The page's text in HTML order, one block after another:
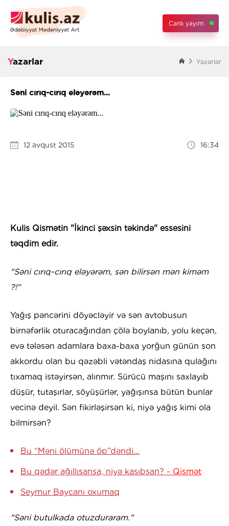
Canlı yayım
Yazarlar Yazarlar
Səni cırıq-cırıq eləyərəm...
12 avqust 2015 16:34
Kulis Qismətin "İkinci şəxsin təkində" essesini
təqdim edir.
"Səni cırıq-cırıq eləyərəm, sən bilirsən mən kiməm
?!"
Yağış pəncərini döyəcləyir və sən avtobusun
birnəfərlik oturacağından çölə boylanıb, yolu keçən,
evə tələsən adamlara baxa-baxa yorğun günün son
akkordu olan bu qəzəbli vətəndaş nidasına qulağını
tıxamaq istəyirsən, alınmır. Sürücü maşını saxlayıb
düşür, tutaşırlar, söyüşürlər, yağışınsa bütün bunlar
vecinə deyil. Sən fikirləşirsən ki, niyə yağış kimi ola
bilmirsən?
Bu “Məni ölümünə öp”dəndi...
Bu qədər ağıllısansa, niyə kasıbsan? - Qismət
Seymur Baycanı oxumaq
"Səni butulkada otuzduraram."